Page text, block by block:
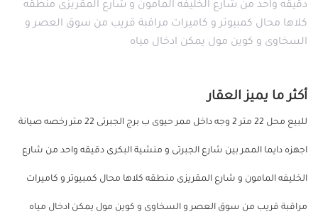
دقيقه واحد من شارع الخليفه المامون و شارع المقريزى منطقه
كلاها محال كمبيوتر و كاميرات مراقبة قريب من سوق العصر و
السخاوى و كوين مول يمكن ادخال مياه
أكثر ما يميز العقار
للبيع محل 22 متر 2 وجه داخل ممر حيوى ب برج الجبرتى 22 متر رخصه صيانة
اجهزه دايما الممر بين شارع الجبرتى و منشية البكرى دقيقه واحد من شارع
الخليفه المامون و شارع المقريزى منطقه كلاها محال كمبيوتر و كاميرات
مراقبة قريب من سوق العصر و السخاوى و كوين مول يمكن ادخال مياه